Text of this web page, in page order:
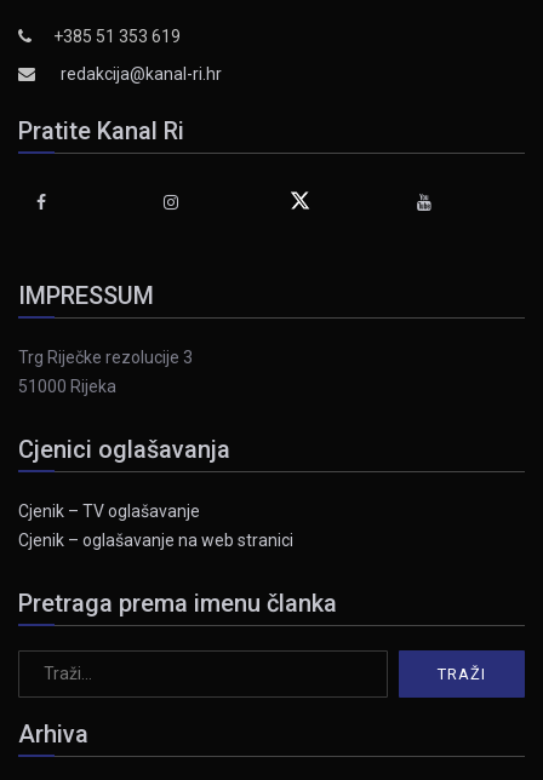
+385 51 353 619
redakcija@kanal-ri.hr
Pratite Kanal Ri
IMPRESSUM
Trg Riječke rezolucije 3
51000 Rijeka
Cjenici oglašavanja
Cjenik – TV oglašavanje
Cjenik – oglašavanje na web stranici
Pretraga prema imenu članka
Arhiva